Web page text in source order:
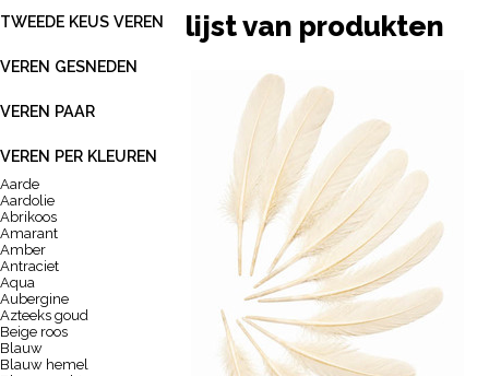
TWEEDE KEUS VEREN
VEREN GESNEDEN
VEREN PAAR
VEREN PER KLEUREN
Aarde
Aardolie
Abrikoos
Amarant
Amber
Antraciet
Aqua
Aubergine
Azteeks goud
Beige roos
Blauw
Blauw hemel
lijst van produkten